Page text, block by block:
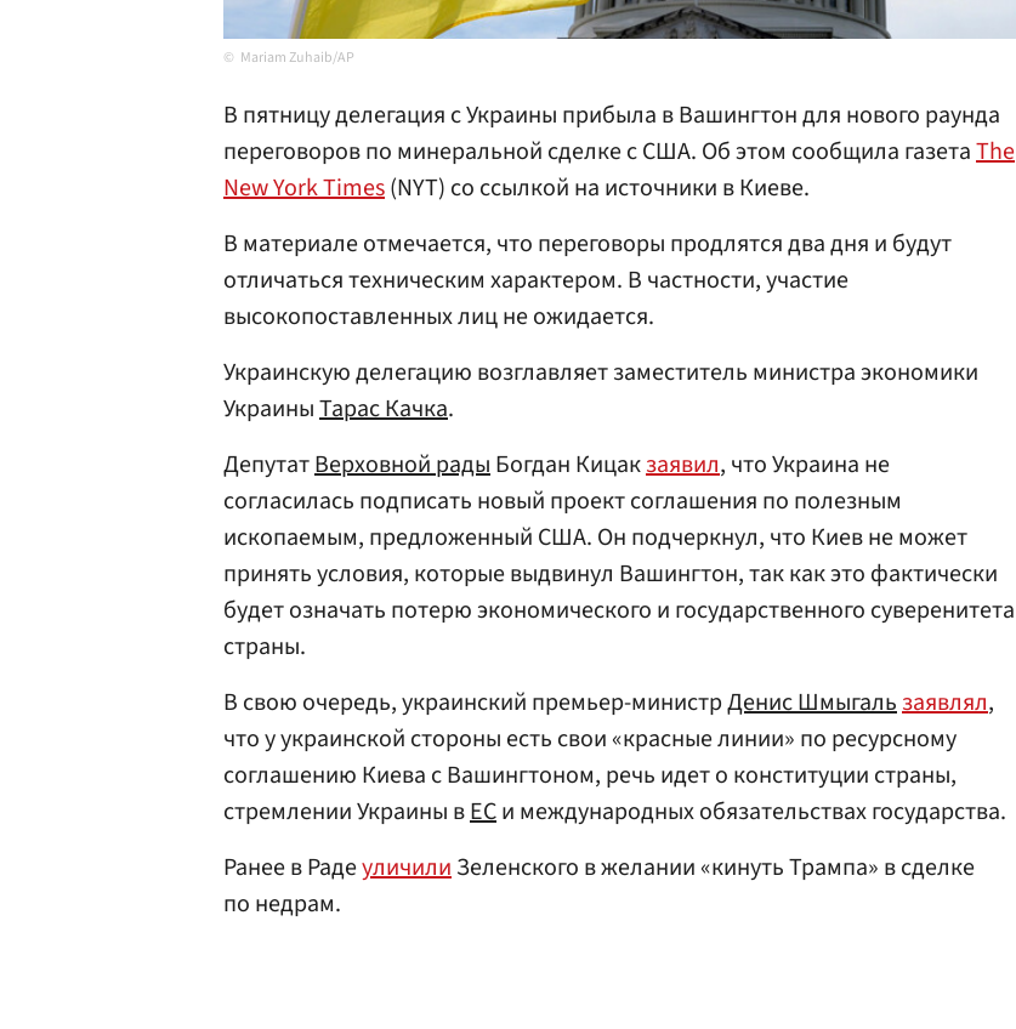
Mariam Zuhaib/AP
В пятницу делегация с Украины прибыла в Вашингтон для нового раунда
переговоров по минеральной сделке с США. Об этом сообщила газетаThe
New York Times(NYT) со ссылкой на источники в Киеве.
В материале отмечается, что переговоры продлятся два дня и будут
отличаться техническим характером. В частности, участие
высокопоставленных лиц не ожидается.
Украинскую делегацию возглавляет заместитель министра экономики
УкраиныТарас Качка.
ДепутатВерховной радыБогдан Кицакзаявил, что Украина не
согласилась подписать новый проект соглашения по полезным
ископаемым, предложенный США. Он подчеркнул, что Киев не может
принять условия, которые выдвинул Вашингтон, так как это фактически
будет означать потерю экономического и государственного суверенитета
страны.
В свою очередь, украинский премьер-министрДенис Шмыгальзаявлял,
что у украинской стороны есть свои «красные линии» по ресурсному
соглашению Киева с Вашингтоном, речь идет о конституции страны,
стремлении Украины вЕСи международных обязательствах государства.
Ранее в РадеуличилиЗеленского в желании «кинуть Трампа» в сделке
по недрам.